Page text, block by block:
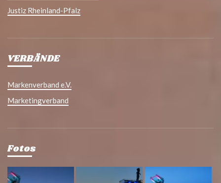
Justiz Rheinland-Pfalz
VERBÄNDE
Markenverband e.V.
Marketingverband
Fotos